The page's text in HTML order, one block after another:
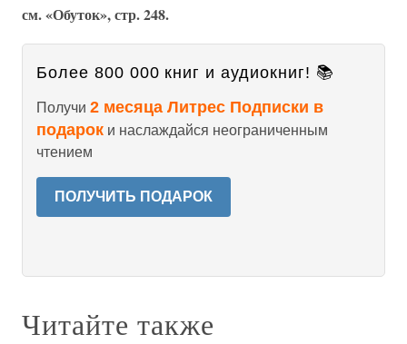
см. «Обуток», стр. 248.
Более 800 000 книг и аудиокниг! 📚
Получи 2 месяца Литрес Подписки в
подарок и наслаждайся неограниченным
чтением
ПОЛУЧИТЬ ПОДАРОК
Читайте также